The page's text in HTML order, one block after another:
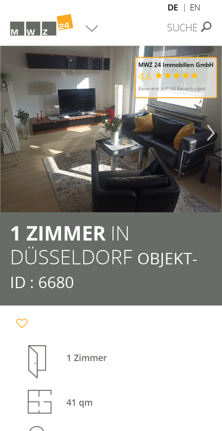
SUCHE
DE EN
MWZ 24 Immobilien GmbH
4.6
Basierend auf 146 Bewertungen
1 ZIMMER IN
DÜSSELDORF OBJEKT-
ID : 6680
1 Zimmer
41 qm